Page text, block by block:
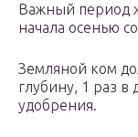
Важный период
начала осенью
Земляной ком
глубину, 1 раз
удобрения.